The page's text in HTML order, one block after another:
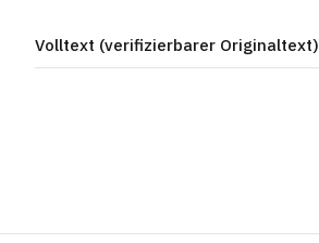
Volltext (verifizierbarer Originaltext)